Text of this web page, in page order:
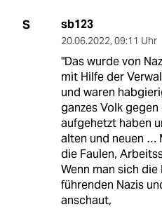
S sb123
20.06.2022, 09:11 Uhr
"Das wurde von
mit Hilfe der
und waren
ganzes Volk
aufgehetzt haben
alten und neuen …
die Faulen,
Wenn man sich
führenden Nazis
anschaut,